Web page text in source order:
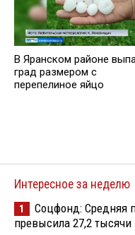
В Яранском районе
град размером с
перепелиное яйцо
Интересное за неделю
1
Соцфонд: Средняя
превысила 27,2 тысячи